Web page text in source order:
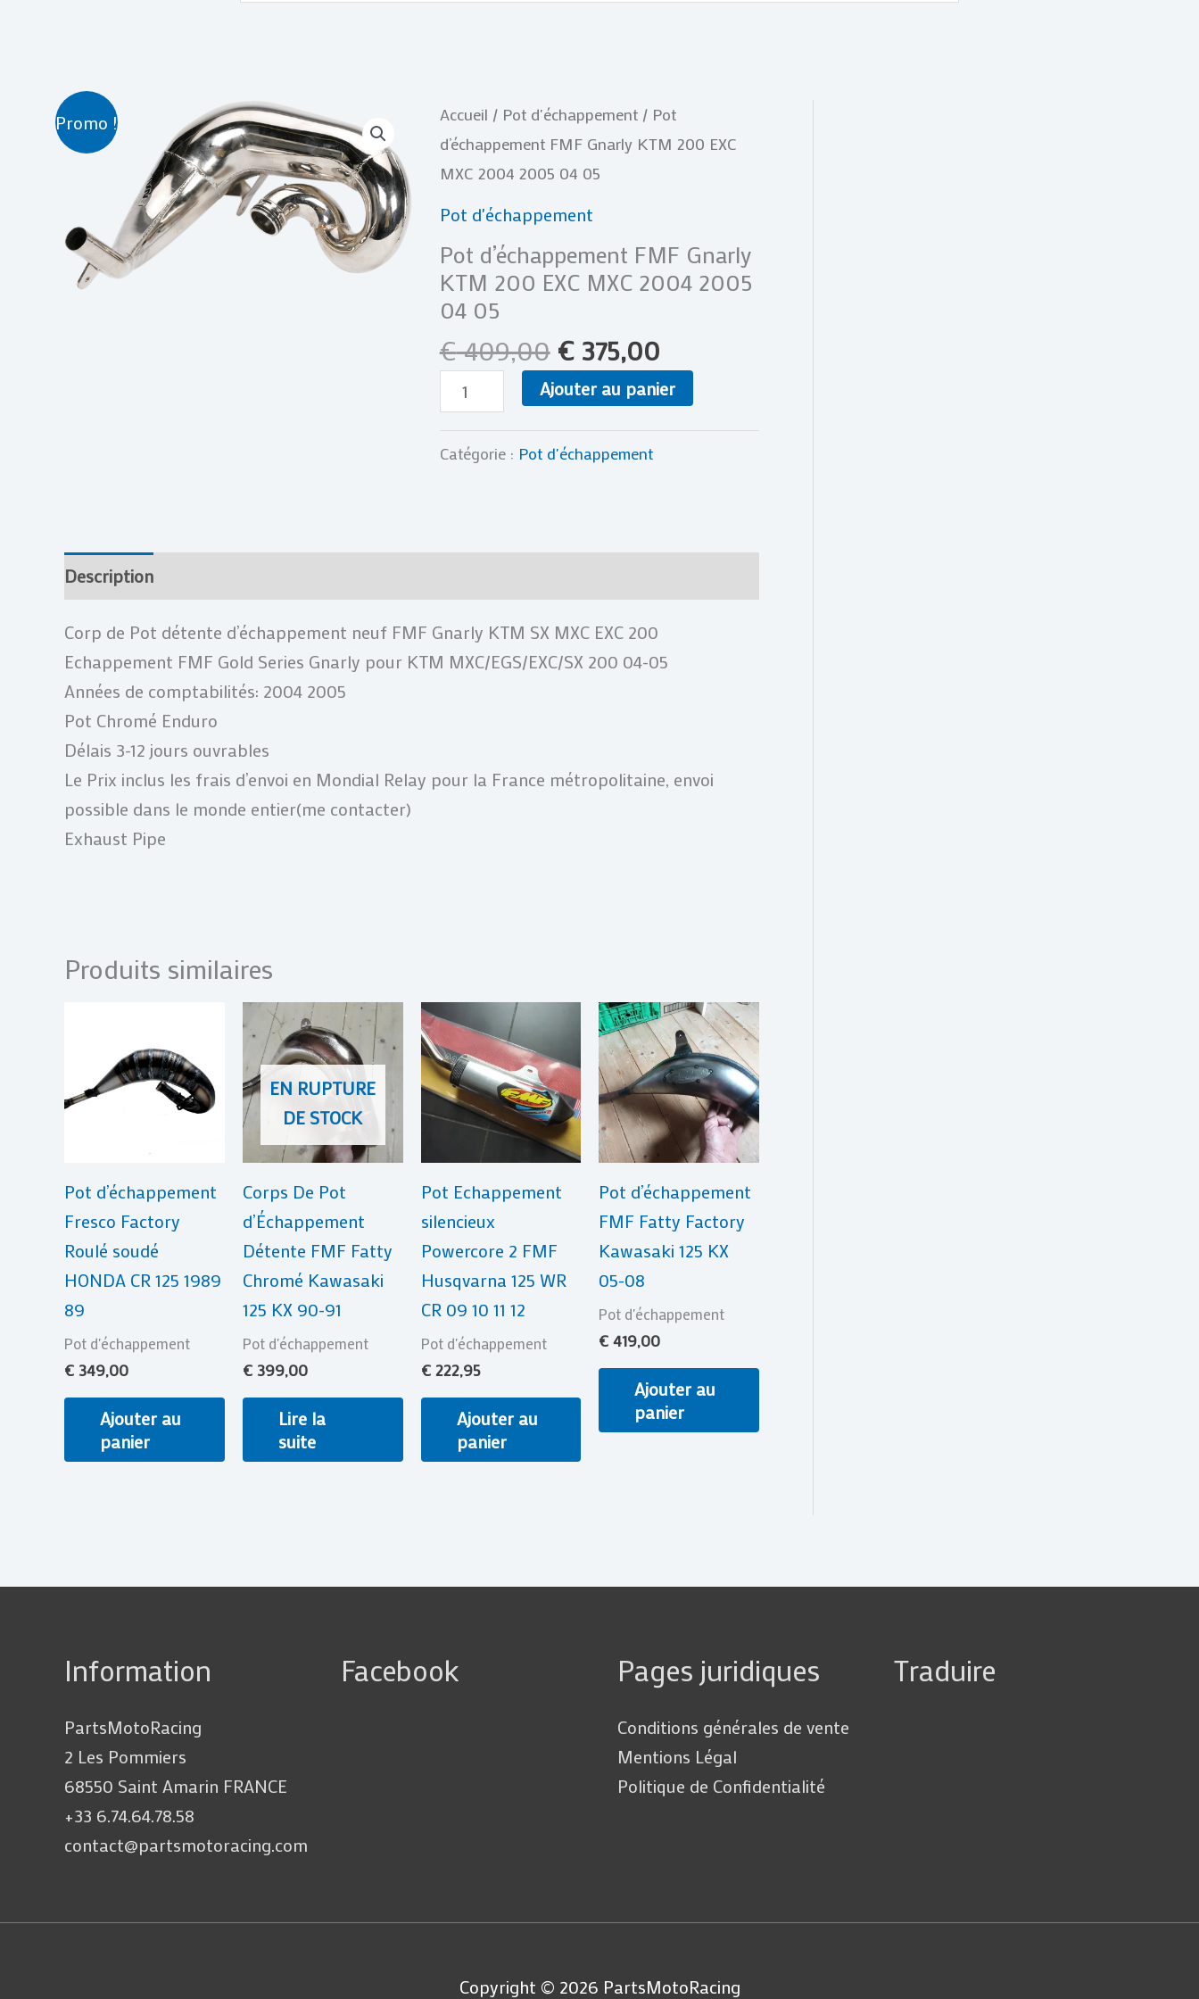
Promo ! Accueil / Pot d'échappement/ Pot
d’échappement FMF Gnarly KTM 200 EXC
MXC 2004 2005 04 05
Pot d'échappement
Pot d’échappement FMF Gnarly
KTM 200 EXC MXC 2004 2005
04 05
€409,00
Le
prix
initial
était :
€ 409,00.
€375,00
Le
prix
quantité
de
Pot
d'échappement
Gnarly
KTM
200
EXC
MXC
2004
2005
04
Ajouter au panier
Catégorie : Pot d'échappement
Description
Corp de Pot détente d’échappement neuf FMF Gnarly KTM SX MXC EXC 200
Echappement FMF Gold Series Gnarly pour KTM MXC/EGS/EXC/SX 200 04-05
Années de comptabilités: 2004 2005
Pot Chromé Enduro
Délais 3-12 jours ouvrables
Le Prix inclus les frais d’envoi en Mondial Relay pour la France métropolitaine, envoi
possible dans le monde entier(me contacter)
Exhaust Pipe
Produits similaires
Pot d’échappement
Fresco Factory
Roulé soudé
HONDA CR 125 1989
89
Pot d'échappement
€ 349,00
Ajouter au
panier
EN RUPTURE
DE STOCK
Corps De Pot
d’Échappement
Détente FMF Fatty
Chromé Kawasaki
125 KX 90-91
Pot d'échappement
€399,00
Lire la
suite
Pot Echappement
silencieux
Powercore 2 FMF
Husqvarna 125 WR
CR 09 10 11 12
Pot d'échappement
€222,95
Ajouter au
panier
Pot d’échappement
FMF Fatty Factory
Kawasaki 125 KX
05-08
Pot d'échappement
€ 419,00
Ajouter au
panier
Information
PartsMotoRacing
2 Les Pommiers
68550 Saint Amarin FRANCE
+33 6.74.64.78.58
contact@partsmotoracing.com
Facebook Pages juridiques
Conditions générales de vente
Mentions Légal
Politique de Confidentialité
Traduire
Copyright © 2026 PartsMotoRacing